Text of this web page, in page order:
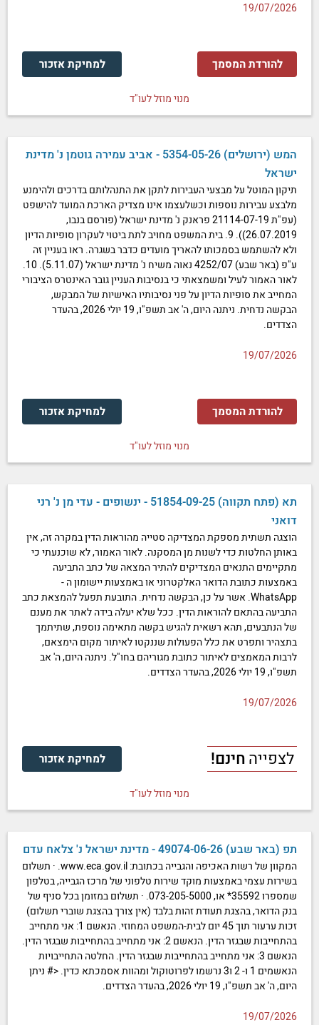
19/07/2026
להורדת המסמך למחיקת אזכור
מנוי מוזל לעו"ד
המש (ירושלים) 5354-05-26 - אביב עמירה גוטמן נ' מדינת
ישראל
תיקון המוטל על מבצעי העבירות לתקן את התנהלותם בדרכים ולהימנע
מלבצע עבירות נוספות וכשלעצמו אינו מצדיק הארכת המועד להישפט
(עפ"ת 21114-07-19 פראנק נ' מדינת ישראל (פורסם בנבו,
26.07.2019)). 9. בית המשפט מחויב לתת ביטוי לעקרון סופיות הדיון
ולא להשתמש בסמכותו להאריך מועדים כדבר בשגרה. ראו בעניין זה
ע"פ (באר שבע) 4252/07 נאוה משיח נ' מדינת ישראל (5.11.07). 10.
לאור האמור לעיל ומשמצאתי כי בנסיבות העניין גובר האינטרס הציבורי
המחייב את סופיות הדיון על פני נסיבותיו האישיות של המבקש,
הבקשה נדחית. ניתנה היום, ה' אב תשפ"ו, 19 יולי 2026, בהעדר
הצדדים.
19/07/2026
להורדת המסמך למחיקת אזכור
מנוי מוזל לעו"ד
תא (פתח תקווה) 51854-09-25 - ינשופים - עדי מן נ' רני
דואני
הוצגה תשתית מספקת המצדיקה סטייה מהוראות הדין במקרה זה, אין
באותן החלטות כדי לשנות מן המסקנה. לאור האמור, לא שוכנעתי כי
מתקיימים התנאים המצדיקים להתיר המצאה של כתב התביעה
באמצעות כתובת הדואר האלקטרוני או באמצעות יישומון ה -
WhatsApp. אשר על כן, הבקשה נדחית. התובעת תפעל להמצאת כתב
התביעה בהתאם להוראות הדין. ככל שלא יעלה בידה לאתר את מענם
של הנתבעים, תהא רשאית להגיש בקשה מתאימה נוספת, שתיתמך
בתצהיר ותפרט את כלל הפעולות שננקטו לאיתור מקום הימצאם,
לרבות המאמצים לאיתור כתובת מגוריהם בחו"ל. ניתנה היום, ה' אב
תשפ"ו, 19 יולי 2026, בהעדר הצדדים.
19/07/2026
לצפייה חינם! למחיקת אזכור
מנוי מוזל לעו"ד
תפ (באר שבע) 49074-06-26 - מדינת ישראל נ' צלאח עדם
המקוון של רשות האכיפה והגבייה בכתובת: www.eca.gov.il. · תשלום
בשירות עצמי באמצעות מוקד שירות טלפוני של מרכז הגבייה, בטלפון
שמספרו 35592* או, 073-205-5000. · תשלום במזומן בכל סניף של
בנק הדואר, בהצגת תעודת זהות בלבד (אין צורך בהצגת שוברי תשלום)
זכות ערעור תוך 45 יום לבית-המשפט המחוזי. הנאשם 1: אני מתחייב
בהתחייבות שבגזר הדין. הנאשם 2: אני מתחייב בהתחייבות שבגזר הדין.
הנאשם 3: אני מתחייב בהתחייבות שבגזר הדין. החלטה התחייבויות
הנאשמים 1 ו- 2 ו3 נרשמו לפרוטוקול ומהוות אסמכתא כדין. <# ניתן
היום, ה' אב תשפ"ו, 19 יולי 2026, בהעדר הצדדים.
19/07/2026